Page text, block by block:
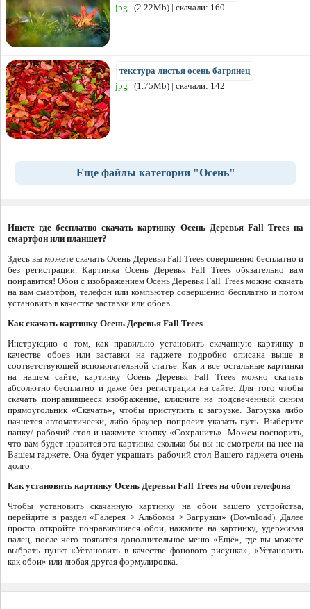
jpg | (2.22Mb) | скачали: 160
текстура листья осень багрянец
jpg | (1.75Mb) | скачали: 142
Еще файлы категории "Осень"
Ищете где бесплатно скачать картинку Осень Деревья Fall Trees на
смартфон или планшет?
Здесь вы можете скачать Осень Деревья Fall Trees совершенно бесплатно и
без регистрации. Картинка Осень Деревья Fall Trees обязательно вам
понравится! Обои с изображением Осень Деревья Fall Trees можно скачать
на вам смартфон, телефон или компьютер совершенно бесплатно и потом
установить в качестве заставки или обоев.
Как скачать картинку Осень Деревья Fall Trees
Инструкцию о том, как правильно установить скачанную картинку в
качестве обоев или заставки на гаджете подробно описана выше в
соответствующей вспомогательной статье. Как и все остальные картинки
на нашем сайте, картинку Осень Деревья Fall Trees можно скачать
абсолютно бесплатно и даже без регистрации на сайте. Для того чтобы
скачать понравившееся изображение, кликните на подсвеченный синим
прямоугольник «Скачать», чтобы приступить к загрузке. Загрузка либо
начнется автоматически, либо браузер попросит указать путь. Выберите
папку/ рабочий стол и нажмите кнопку «Сохранить». Можем поспорить,
что вам будет нравится эта картинка сколько бы вы не смотрели на нее на
Вашем гаджете. Она будет украшать рабочий стол Вашего гаджета очень
долго.
Как установить картинку Осень Деревья Fall Trees на обои телефона
Чтобы установить скачанную картинку на обои вашего устройства,
перейдите в раздел «Галерея > Альбомы > Загрузки» (Download). Далее
просто откройте понравившиеся обои, нажмите на картинку, удерживая
палец, после чего появится дополнительное меню «Ещё», где вы можете
выбрать пункт «Установить в качестве фонового рисунка», «Установить
как обои» или любая другая формулировка.